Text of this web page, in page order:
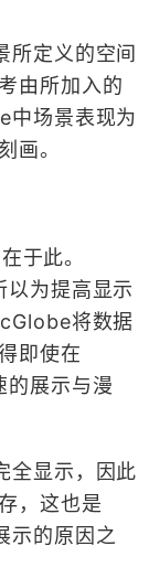
所定义的空间
由所加入的
中场景表现为
画。
于此。
为提高显示
将数据
即使在
展示与漫
全显示，因此
，这也是
示的原因之